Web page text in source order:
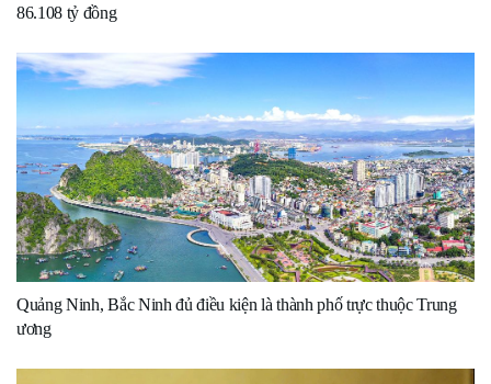
86.108 tỷ đồng
Quảng Ninh, Bắc Ninh đủ điều kiện là thành phố trực thuộc Trung
ương